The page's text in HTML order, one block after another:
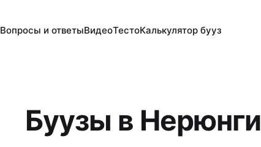
Вопросы и ответыВидеоТестоКалькулятор бууз
Буузы в Нерюнги